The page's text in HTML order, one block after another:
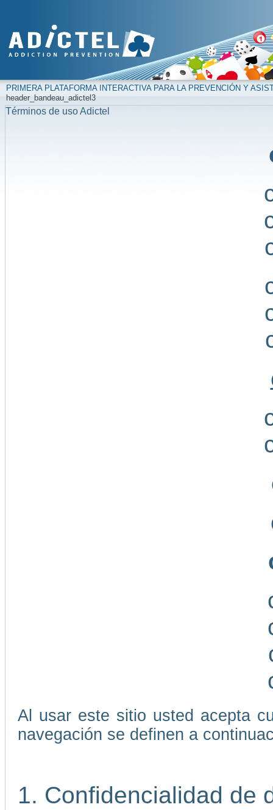
PRIMERA PLATAFORMA INTERACTIVA PARA LA PREVENCIÓN Y
header_bandeau_adictel3
Términos de uso Adictel
Al usar este sitio usted acepta
navegación se definen a
1. Confidencialidad de